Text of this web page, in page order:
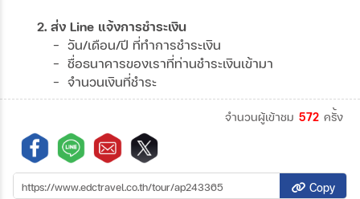
2. ส่ง Line แจ้งการชำระเงิน
- วัน/เดือน/ปี ที่ทำการชำระเงิน
- ชื่อธนาคารของเราที่ท่านชำระเงินเข้ามา
- จำนวนเงินที่ชำระ
จำนวนผู้เข้าชม 572 ครั้ง
Copy